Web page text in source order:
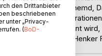
mit Büßerhemd,
und
Als bekannt
klar: Der
den Drittanbieter
beschriebenen
unter „Privacy-
(BoD-